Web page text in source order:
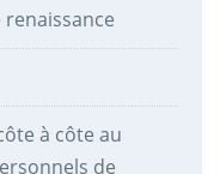
renaissance
à côte au
de